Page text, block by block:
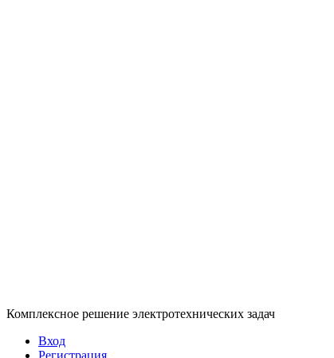
Комплексное решение электротехнических задач
Вход
Регистрация